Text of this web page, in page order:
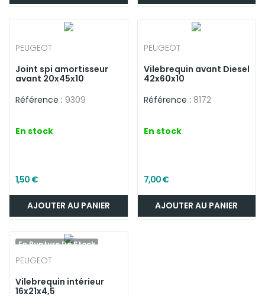
PEUGEOT
Joint spi amortisseur
avant 20x45x10
Référence : 9309
En stock
1,50 €
AJOUTER AU PANIER
PEUGEOT
Vilebrequin avant Diesel
42x60x10
Référence : 8172
En stock
7,00 €
AJOUTER AU PANIER
En Rupture De Stock
PEUGEOT
Vilebrequin intérieur
16x21x4,5